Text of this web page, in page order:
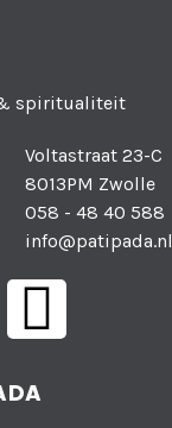
spiritualiteit
Voltastraat 23-C
8013PM Zwolle
058 - 48 40 588
info@patipada.nl